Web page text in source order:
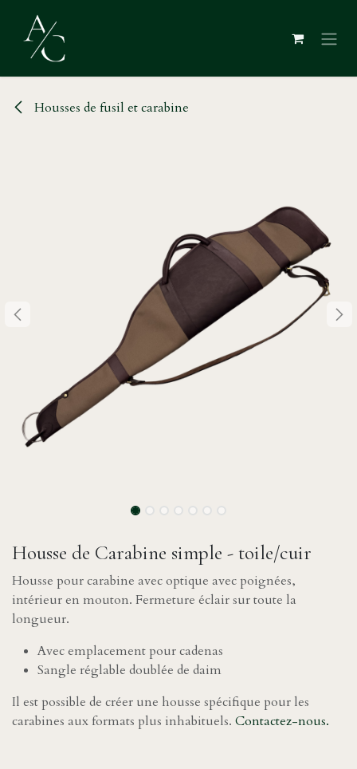
Housses de fusil et carabine
Housse de Carabine simple - toile/cuir
Housse pour carabine avec optique avec poignées,
intérieur en mouton. Fermeture éclair sur toute la
longueur.
Avec emplacement pour cadenas
Sangle réglable doublée de daim
Il est possible de créer une housse spécifique pour les
carabines aux formats plus inhabituels. Contactez-nous.